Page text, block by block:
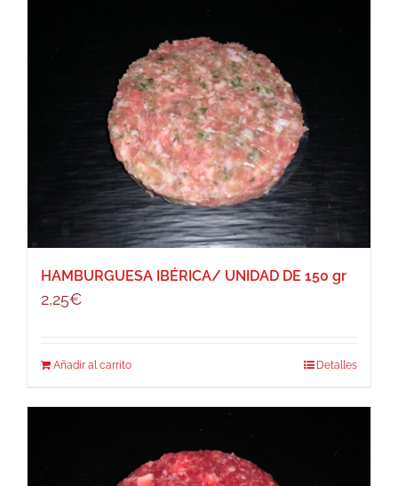
HAMBURGUESA IBÉRICA/ UNIDAD DE 150 gr
2,25€
Añadir al carrito Detalles